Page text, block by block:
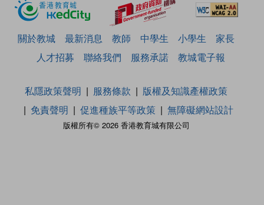
關於教城 最新消息 教師 中學生 小學生
家長
人才招募
聯絡我們 服務承諾 教城電子報
版權所有© 2026 香港教育城有限公司
私隱政策聲明 服務條款
版權及知識產權政策
免責聲明
促進種族平等政策 無障礙網站設計